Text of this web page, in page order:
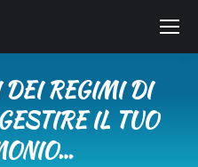
DEI REGIMI DI
IL TUO